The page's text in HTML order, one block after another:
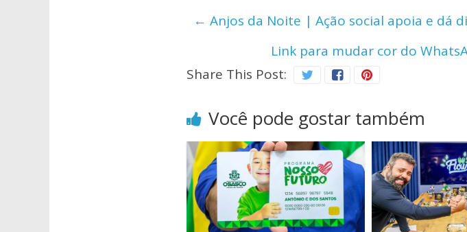
s
A
p
b
k
er y
Li
n
k
e
← Anjos da Noite | Ação social apoia e dá
Link para mudar cor do
Share This Post:
Você pode gostar também